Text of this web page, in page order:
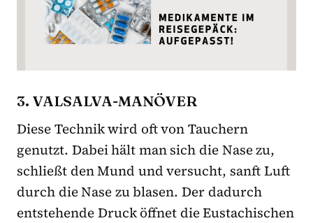
3. VALSALVA-MANÖVER
Diese Technik wird oft von Tauchern
genutzt. Dabei hält man sich die Nase zu,
schließt den Mund und versucht, sanft Luft
durch die Nase zu blasen. Der dadurch
entstehende Druck öffnet die Eustachischen